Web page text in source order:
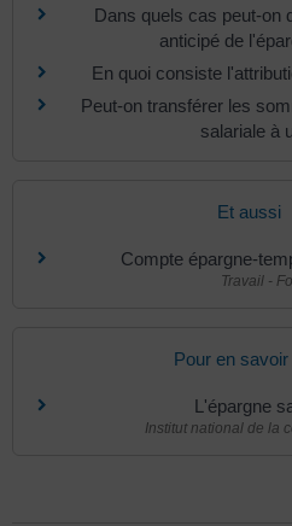
Dans quels cas peut-on
anticipé de
En quoi consiste
Peut-on transférer les
salariale à
Et aussi
Compte épargne-
Travail -
Pour en savoir
L'épargne
Institut national de la